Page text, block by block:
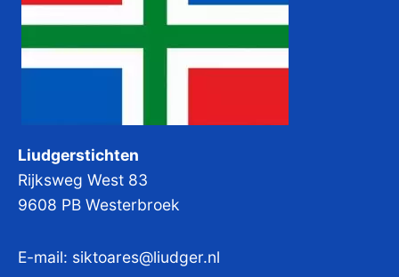
Liudgerstichten
Rijksweg West 83
9608 PB Westerbroek
E-mail: siktoares@liudger.nl